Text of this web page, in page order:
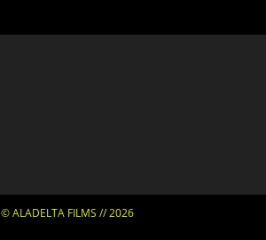
© ALADELTA FILMS // 2026